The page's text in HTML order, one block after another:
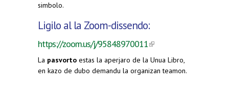
simbolo.
Ligilo al la Zoom-dissendo:
https://zoom.us/j/95848970011(link is
external)
La pasvorto estas la aperjaro de la Unua Libro,
en kazo de dubo demandu la organizan teamon.